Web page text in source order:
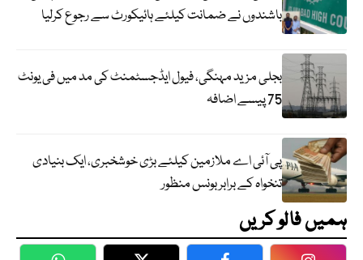
باشندوں نے ضمانت کیلئے ہائیکورٹ سے رجوع کرلیا
بجلی مزید مہنگی، فیول ایڈجسٹمنٹ کی مد میں فی یونٹ
75 پیسے اضافہ
پی آئی اے ملازمین کیلئے بڑی خوشخبری، ایک بنیادی
تنخواہ کے برابر بونس منظور
ہمیں فالو کریں